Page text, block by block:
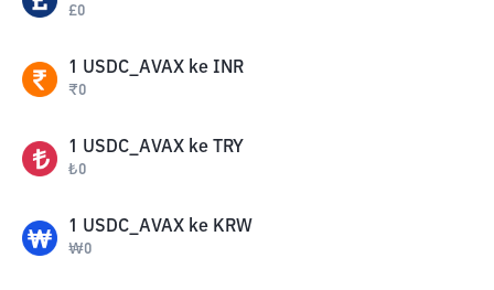
£0
1 USDC_AVAX ke INR
₹0
1 USDC_AVAX ke TRY
₺0
1 USDC_AVAX ke KRW
₩0